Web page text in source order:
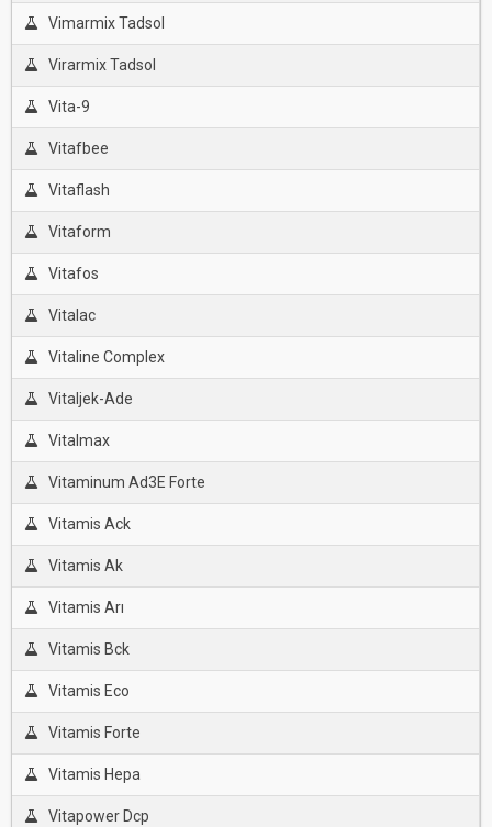
Vimarmix Tadsol
Virarmix Tadsol
Vita-9
Vitafbee
Vitaflash
Vitaform
Vitafos
Vitalac
Vitaline Complex
Vitaljek-Ade
Vitalmax
Vitaminum Ad3E Forte
Vitamis Ack
Vitamis Ak
Vitamis Arı
Vitamis Bck
Vitamis Eco
Vitamis Forte
Vitamis Hepa
Vitapower Dcp